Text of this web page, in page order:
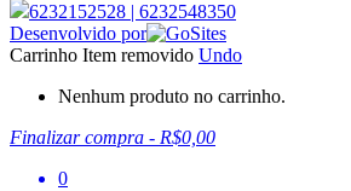
6232152528 | 6232548350
Desenvolvido por
Carrinho Item removido Undo
Nenhum produto no carrinho.
Finalizar compra - R$0,00
0